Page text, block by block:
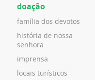
doação
família dos devotos
história de nossa
senhora
imprensa
locais turísticos